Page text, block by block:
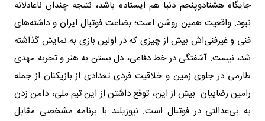
جایگاه هشتادوپنجم دنیا هم ایستاده باشد، نتیجه چندان ناعادلانه
نبود. واقعیت همین روشن است؛ بضاعت فوتبال ایران و داشته‌های
فنی و غیرفنی‌اش بیش از چیزی که در اولین بازی به نمایش گذاشته
شد، نیست. آشفتگی در خط دفاعی، دل بستن به هنر و تجربه مهدی
طارمی در جلوی زمین و خلاقیت فردی تعدادی از بازیکنان از جمله
رامین رضاییان. بیش از این، توقع داشتن از این تیم ملی، دامن زدن
به بی‌عدالتی در فوتبال است. نیوزیلند با برنامه مشخصی مقابل